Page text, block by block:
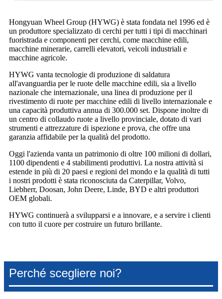
Hongyuan Wheel Group (HYWG) è stata fondata nel 1996 ed è
un produttore specializzato di cerchi per tutti i tipi di macchinari
fuoristrada e componenti per cerchi, come macchine edili,
macchine minerarie, carrelli elevatori, veicoli industriali e
macchine agricole.
HYWG vanta tecnologie di produzione di saldatura
all'avanguardia per le ruote delle macchine edili, sia a livello
nazionale che internazionale, una linea di produzione per il
rivestimento di ruote per macchine edili di livello internazionale e
una capacità produttiva annua di 300.000 set. Dispone inoltre di
un centro di collaudo ruote a livello provinciale, dotato di vari
strumenti e attrezzature di ispezione e prova, che offre una
garanzia affidabile per la qualità del prodotto.
Oggi l'azienda vanta un patrimonio di oltre 100 milioni di dollari,
1100 dipendenti e 4 stabilimenti produttivi. La nostra attività si
estende in più di 20 paesi e regioni del mondo e la qualità di tutti
i nostri prodotti è stata riconosciuta da Caterpillar, Volvo,
Liebherr, Doosan, John Deere, Linde, BYD e altri produttori
OEM globali.
HYWG continuerà a svilupparsi e a innovare, e a servire i clienti
con tutto il cuore per costruire un futuro brillante.
Perché scegliere noi?